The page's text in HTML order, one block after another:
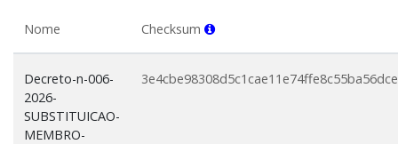
Nome Checksum
Decreto-n-006-
2026-
SUBSTITUICAO-
MEMBRO-